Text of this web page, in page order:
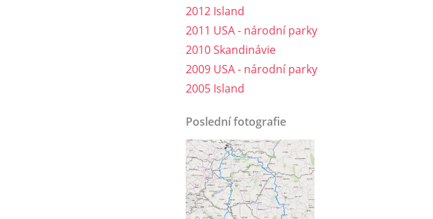
2012 Island
2011 USA - národní parky
2010 Skandinávie
2009 USA - národní parky
2005 Island
Poslední fotografie